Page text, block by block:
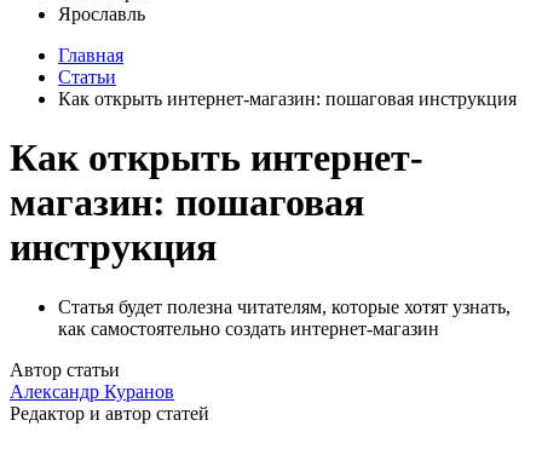
Ярославль
Главная
Статьи
Как открыть интернет-магазин: пошаговая инструкция
Как открыть интернет-
магазин: пошаговая
инструкция
Статья будет полезна читателям, которые хотят узнать,
как самостоятельно создать интернет-магазин
Автор статьи
Александр Куранов
Редактор и автор статей